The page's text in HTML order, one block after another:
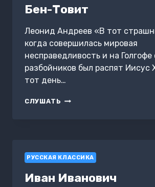
Бен-Товит
Леонид Андреев «В тот
когда совершилась мировая
несправедливость и на Голгофе
разбойников был распят Иисус
тот день…
СЛУШАТЬ БЕН-
РУССКАЯ КЛАССИКА
Иван Иванович